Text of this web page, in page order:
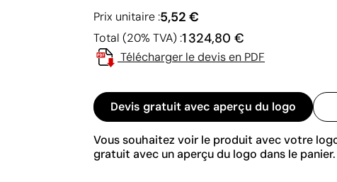
Prix unitaire :5,52 €
Total (20% TVA) :1 324,80 €
Télécharger le devis en PDF
Devis gratuit avec aperçu du logo
Vous souhaitez voir le produit avec votre
gratuit avec un aperçu du logo dans le panier.